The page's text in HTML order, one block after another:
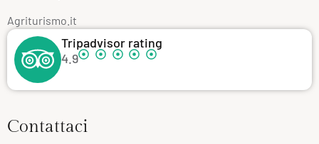
Agriturismo.it
Tripadvisor rating
4.9
Contattaci